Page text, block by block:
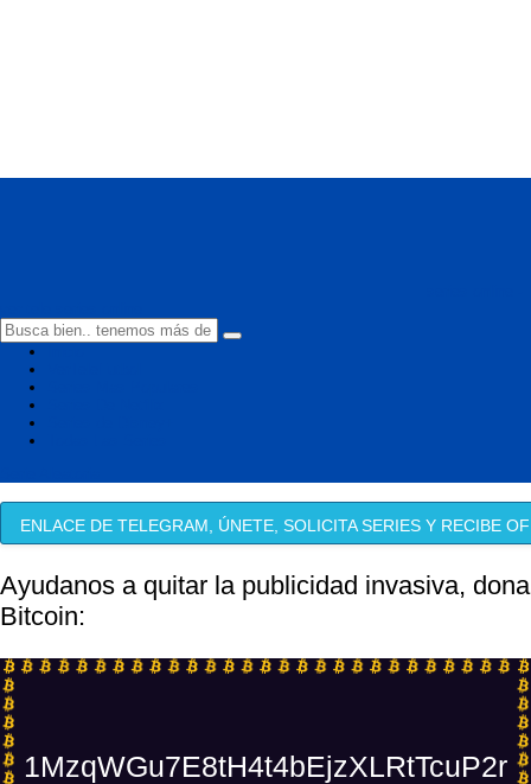
ENLACE DE TELEGRAM, ÚNETE, SOLICITA SERIES Y RECIBE
Ayudanos a quitar la publicidad invasiva, dona
Bitcoin:
1MzqWGu7E8tH4t4bEjzXLRtTcuP2r